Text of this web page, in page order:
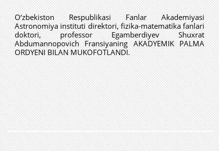
O‘zbekiston Respublikasi Fanlar Akademiyasi
Astronomiya instituti direktori, fizika-matematika fanlari
doktori, professor Egamberdiyev Shuxrat
Abdumannopovich Fransiyaning AKADYEMIK PALMA
ORDYENI BILAN MUKOFOTLANDI.